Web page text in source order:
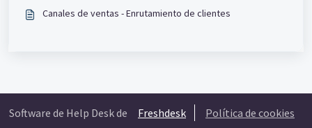
Canales de ventas - Enrutamiento de clientes
Software de Help Desk de Freshdesk Política de cookies